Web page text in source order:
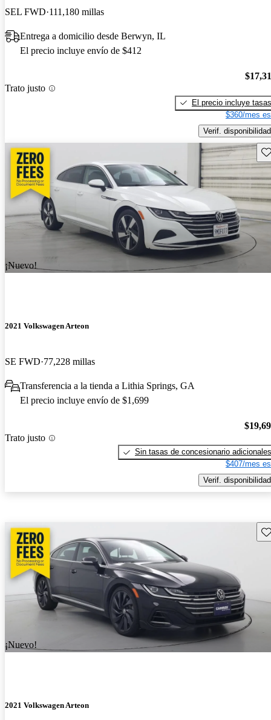
SEL FWD 111,180 millas
Entrega a domicilio desde Berwyn, IL
El precio incluye envío de $412
Trato justo
El precio incluye tasas
$360/mes
Verif. disponibilidad
¡Nuevo!
2021 Volkswagen Arteon
SE FWD 77,228 millas
Transferencia a la tienda a Lithia Springs, GA
El precio incluye envío de $1,699
Trato justo
Sin tasas de concesionario adicionales
$407/mes
Verif. disponibilidad
¡Nuevo!
2021 Volkswagen Arteon